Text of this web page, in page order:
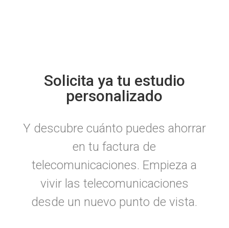
Solicita ya tu estudio
personalizado
Y descubre cuánto puedes ahorrar
en tu factura de
telecomunicaciones. Empieza a
vivir las telecomunicaciones
desde un nuevo punto de vista.